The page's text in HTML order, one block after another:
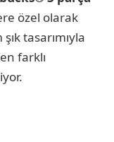
özel olarak
tasarımıyla
farklı